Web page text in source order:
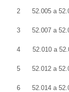
2 52.005 a
3 52.007 a
4 52.010 a
5 52.012 a
6 52.014 a